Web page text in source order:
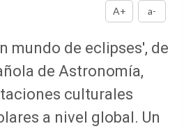
A+
a-
mundo de eclipses', de
de Astronomía,
culturales
a nivel global. Un